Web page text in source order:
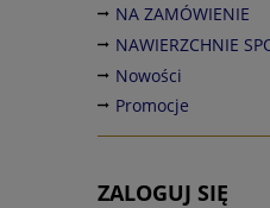
NA ZAMÓWIENIE
NAWIERZCHNIE
Nowości
Promocje
ZALOGUJ SIĘ